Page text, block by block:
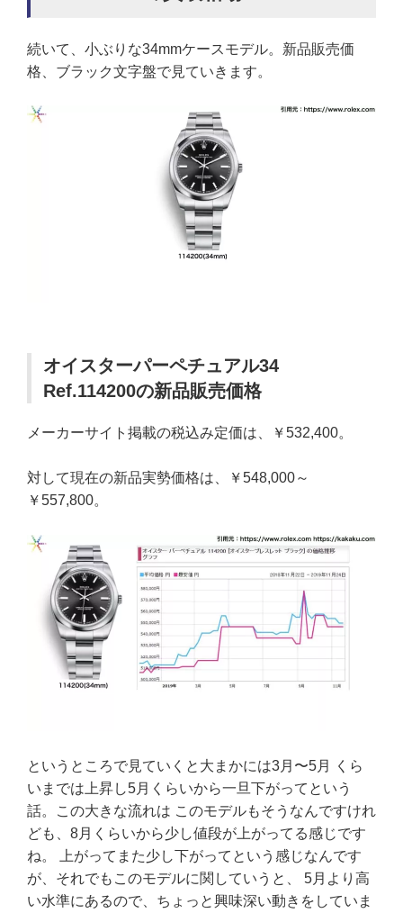
続いて、小ぶりな34mmケースモデル。新品販売価
格、ブラック文字盤で見ていきます。
オイスターパーペチュアル34
Ref.114200の新品販売価格
メーカーサイト掲載の税込み定価は、￥532,400。
対して現在の新品実勢価格は、￥548,000～
￥557,800。
というところで見ていくと大まかには3月〜5月 くら
いまでは上昇し5月くらいから一旦下がってという
話。この大きな流れは このモデルもそうなんですけれ
ども、8月くらいから少し値段が上がってる感じです
ね。 上がってまた少し下がってという感じなんです
が、それでもこのモデルに関していうと、 5月より高
い水準にあるので、ちょっと興味深い動きをしていま